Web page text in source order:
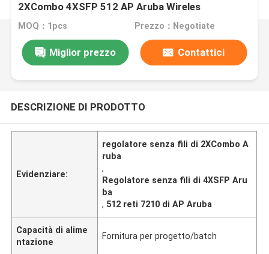
2XCombo 4XSFP 512 AP Aruba Wireles
MOQ：1pcs Prezzo：Negotiate
Miglior prezzo Contattici
DESCRIZIONE DI PRODOTTO
Evidenziare:
regolatore senza fili di 2XCombo A
ruba
,
Regolatore senza fili di 4XSFP Aru
ba
, 512 reti 7210 di AP Aruba
Capacità di alime
ntazione
Fornitura per progetto/batch